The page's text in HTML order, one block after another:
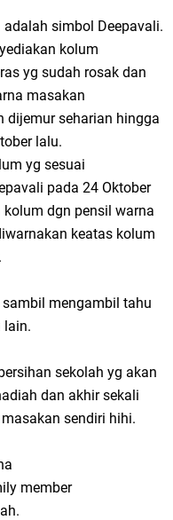
simbol Deepavali.
kolum
yg sudah rosak dan
masakan
dijemur seharian hingga
lalu.
yg sesuai
pada 24 Oktober
dgn pensil warna
keatas kolum
mengambil tahu
lain.
sekolah yg akan
dan akhir sekali
sendiri hihi.
member